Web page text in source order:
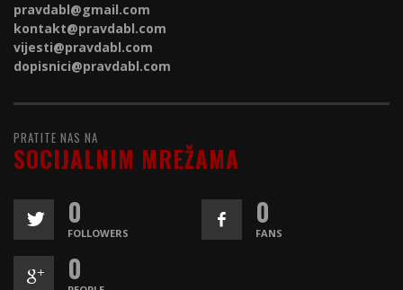
pravdabl@gmail.com
kontakt@pravdabl.com
vijesti@pravdabl.com
dopisnici@pravdabl.com
PRATITE NAS NA
SOCIJALNIM MREŽAMA
0
FOLLOWERS
0
FANS
0